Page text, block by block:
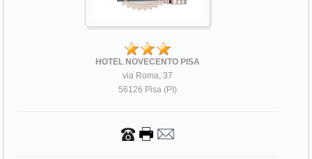
HOTEL NOVECENTO PISA
via Roma, 37
56126 Pisa (PI)